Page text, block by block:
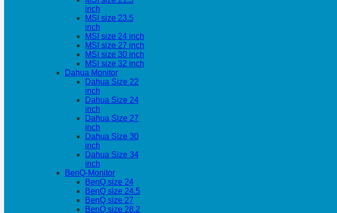
inch
MSI size 23.5
inch
MSI size 24 inch
MSI size 27 inch
MSI size 30 inch
MSI size 32 inch
Dahua Monitor
Dahua Size 22
inch
Dahua Size 24
inch
Dahua Size 27
inch
Dahua Size 30
inch
Dahua Size 34
inch
BenQ-Monitor
BenQ size 24
BenQ size 24.5
BenQ size 27
BenQ size 28.2